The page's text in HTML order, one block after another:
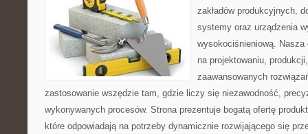
zakładów produkcyjnych,
systemy oraz urządzenia
wysokociśnieniową. Nasza
na projektowaniu,
zaawansowanych
zastosowanie wszędzie tam, gdzie liczy się niezawodność,
wykonywanych procesów. Strona prezentuje bogatą ofertę
które odpowiadają na potrzeby dynamicznie rozwijającego się